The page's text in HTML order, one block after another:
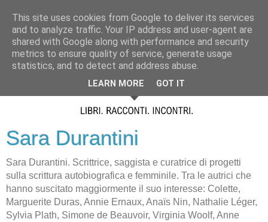
Sara Durantini
Sara Durantini. Scrittrice, saggista e curatrice di progetti
sulla scrittura autobiografica e femminile. Tra le autrici che
hanno suscitato maggiormente il suo interesse: Colette,
Marguerite Duras, Annie Ernaux, Anaïs Nin, Nathalie Léger,
Sylvia Plath, Simone de Beauvoir, Virginia Woolf, Anne
This site uses cookies from Google to deliver its services
and to analyze traffic. Your IP address and user-agent are
shared with Google along with performance and security
metrics to ensure quality of service, generate usage
statistics, and to detect and address abuse.
LEARN MORE GOT IT